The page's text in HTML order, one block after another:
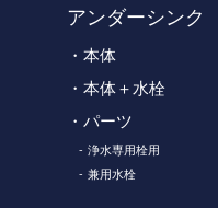
アンダーシンク
本体
本体＋水栓
パーツ
浄水専用栓用
兼用水栓